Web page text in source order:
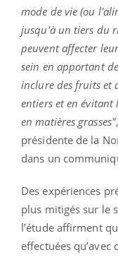
mode de vie (ou
jusqu'à un tiers du
peuvent affecter
sein en apportant
inclure des fruits et
entiers et en
en matières grasses"
présidente de la
dans un
Des expériences
plus mitigés sur le
l’étude affirment
effectuées qu’avec